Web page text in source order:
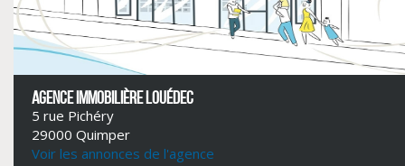
CLIQUER ICI POUR AGRANDIR
AGENCE IMMOBILIÈRE LOUÉDEC
5 rue Pichéry
29000 Quimper
Voir les annonces de l'agence